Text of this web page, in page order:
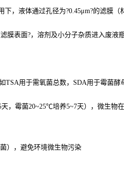
，液体通过孔径为?0.45μm?的滤膜（
膜表面?，溶剂及小分子杂质进入废液瓶
用于需氧菌总数，SDA用于霉菌酵
，霉菌20~25℃培养5~7天），微生物
），避免环境微生物污染